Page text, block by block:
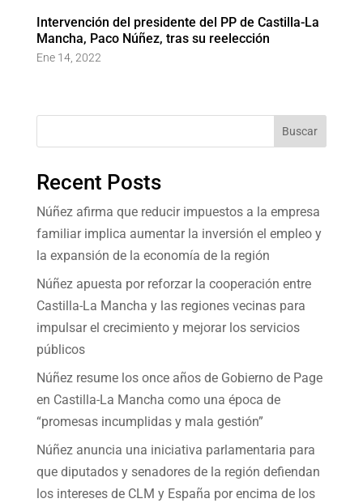
Intervención del presidente del PP de Castilla-La
Mancha, Paco Núñez, tras su reelección
Ene 14, 2022
Buscar
Recent Posts
Núñez afirma que reducir impuestos a la empresa
familiar implica aumentar la inversión el empleo y
la expansión de la economía de la región
Núñez apuesta por reforzar la cooperación entre
Castilla-La Mancha y las regiones vecinas para
impulsar el crecimiento y mejorar los servicios
públicos
Núñez resume los once años de Gobierno de Page
en Castilla-La Mancha como una época de
“promesas incumplidas y mala gestión”
Núñez anuncia una iniciativa parlamentaria para
que diputados y senadores de la región defiendan
los intereses de CLM y España por encima de los